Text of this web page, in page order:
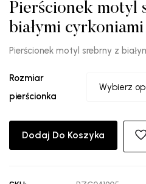
Pierścionek motyl
białymi cyrkoniami
Pierścionek motyl srebrny z
Rozmiar
pierścionka
Dodaj Do Koszyka